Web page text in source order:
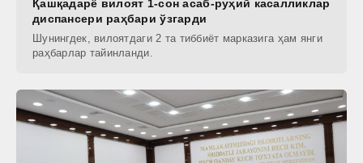
Қашқадарё вилоят 1-сон асаб-руҳий касалликлар
диспансери раҳбари ўзгарди
Шунингдек, вилоятдаги 2 та тиббиёт марказига ҳам янги
раҳбарлар тайинланди.